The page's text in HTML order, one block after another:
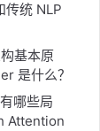
传统 NLP
基本原
是什么？
哪些局
Attention